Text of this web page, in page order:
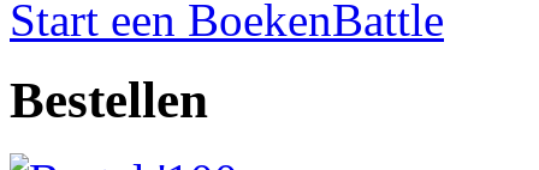
Start een BoekenBattle
Bestellen